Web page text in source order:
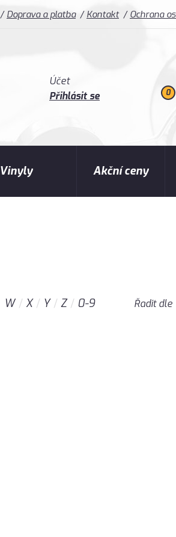
Doprava a platba Kontakt Ochrana
Účet
Přihlásit se
0
Vinyly Akční ceny
W X Y Z 0-9 Řadit dle